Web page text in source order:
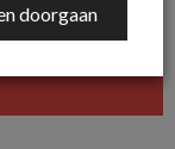
doorgaan